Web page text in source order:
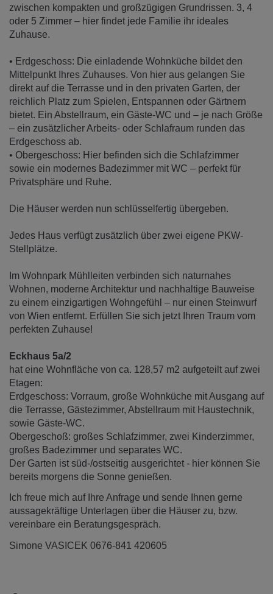
zwischen kompakten und großzügigen Grundrissen. 3, 4
oder 5 Zimmer – hier findet jede Familie ihr ideales
Zuhause.
• Erdgeschoss: Die einladende Wohnküche bildet den
Mittelpunkt Ihres Zuhauses. Von hier aus gelangen Sie
direkt auf die Terrasse und in den privaten Garten, der
reichlich Platz zum Spielen, Entspannen oder Gärtnern
bietet. Ein Abstellraum, ein Gäste-WC und – je nach Größe
– ein zusätzlicher Arbeits- oder Schlafraum runden das
Erdgeschoss ab.
• Obergeschoss: Hier befinden sich die Schlafzimmer
sowie ein modernes Badezimmer mit WC – perfekt für
Privatsphäre und Ruhe.
Die Häuser werden nun schlüsselfertig übergeben.
Jedes Haus verfügt zusätzlich über zwei eigene PKW-
Stellplätze.
Im Wohnpark Mühlleiten verbinden sich naturnahes
Wohnen, moderne Architektur und nachhaltige Bauweise
zu einem einzigartigen Wohngefühl – nur einen Steinwurf
von Wien entfernt. Erfüllen Sie sich jetzt Ihren Traum vom
perfekten Zuhause!
Eckhaus 5a/2
hat eine Wohnfläche von ca. 128,57 m2 aufgeteilt auf zwei
Etagen:
Erdgeschoss: Vorraum, große Wohnküche mit Ausgang auf
die Terrasse, Gästezimmer, Abstellraum mit Haustechnik,
sowie Gäste-WC.
Obergeschoß: großes Schlafzimmer, zwei Kinderzimmer,
großes Badezimmer und separates WC.
Der Garten ist süd-/ostseitig ausgerichtet - hier können Sie
bereits morgens die Sonne genießen.
Ich freue mich auf Ihre Anfrage und sende Ihnen gerne
aussagekräftige Unterlagen über die Häuser zu, bzw.
vereinbare ein Beratungsgespräch.
Simone VASICEK 0676-841 420605